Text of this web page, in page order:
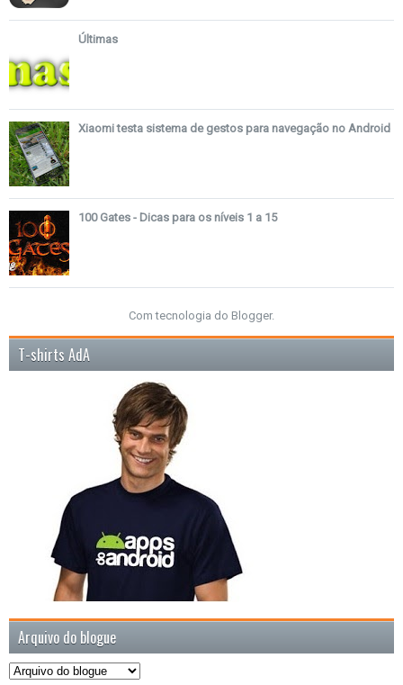
Últimas
Xiaomi testa sistema de gestos para navegação no Android
100 Gates - Dicas para os níveis 1 a 15
Com tecnologia do Blogger.
T-shirts AdA
Arquivo do blogue